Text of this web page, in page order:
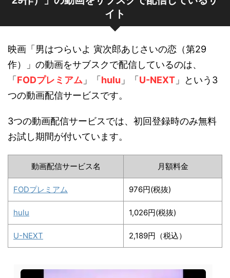
イト
映画「男はつらいよ 寅次郎あじさいの恋（第29
作）」の動画をサブスクで配信しているのは、
「 FODプレミアム 」「 hulu 」「 U-NEXT 」という3
つの動画配信サービスです。
3つの動画配信サービスでは、初回登録時のみ無料
お試し期間が付いています。
動画配信サービス名 月額料金
FODプレミアム 976円(税抜)
hulu 1,026円(税抜)
U-NEXT 2,189円（税込）